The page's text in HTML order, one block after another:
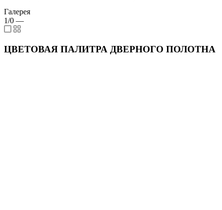
Галерея
1/0 —
ЦВЕТОВАЯ ПАЛИТРА ДВЕРНОГО ПОЛОТНА